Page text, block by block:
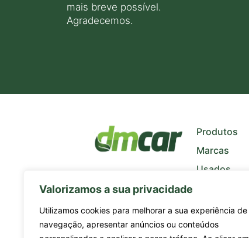
Valorizamos a sua privacidade
Utilizamos cookies para melhorar a sua experiência de
navegação, apresentar anúncios ou conteúdos
mais breve possível.
Agradecemos.
Produtos
Marcas
Usados
Notícias